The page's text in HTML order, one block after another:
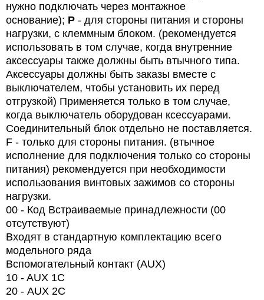
нужно подключать через монтажное
основание); P - для стороны питания и стороны
нагрузки, с клеммным блоком. (рекомендуется
использовать в том случае, когда внутренние
аксессуары также должны быть втычного типа.
Аксессуары должны быть заказы вместе с
выключателем, чтобы установить их перед
отгрузкой) Применяется только в том случае,
когда выключатель оборудован ксессуарами.
Соединительный блок отдельно не поставляется.
F - только для стороны питания. (втычное
исполнение для подключения только со стороны
питания) рекомендуется при необходимости
использования винтовых зажимов со стороны
нагрузки.
00 - Код Встраиваемые принадлежности (00
отсутствуют)
Входят в стандартную комплектацию всего
модельного ряда
Вспомогательный контакт (AUX)
10 - AUX 1C
20 - AUX 2C